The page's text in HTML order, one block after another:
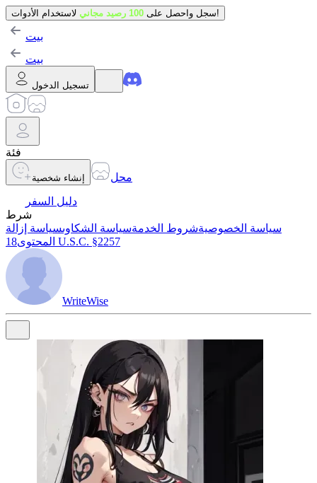
سجل واحصل على 100 رصيد مجاني لاستخدام الأدوات!
بيت
بيت
تسجيل الدخول
فئة
إنشاء شخصية
محل
دليل السفر
شرط
سياسة الخصوصيةشروط الخدمةسياسة الشكاوىسياسة إزالة
المحتوى 18 U.S.C. §2257
WriteWise